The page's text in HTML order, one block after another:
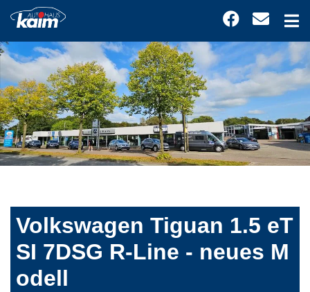
Volkswagen Tiguan 1.5 eT
SI 7DSG R-Line - neues M
odell